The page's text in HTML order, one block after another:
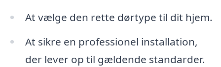
At vælge den rette dørtype til dit hjem.
At sikre en professionel installation,
der lever op til gældende standarder.